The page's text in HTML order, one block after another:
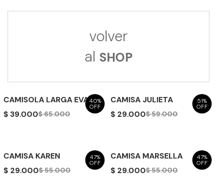
volver
al SHOP
40%
OFF
CAMISOLA LARGA EVA
$ 39.000$ 65.000
51%
OFF
CAMISA JULIETA
$ 29.000$ 59.000
47%
OFF
CAMISA KAREN
$ 29.000$ 55.000
47%
OFF
CAMISA MARSELLA
$ 29.000$ 55.000